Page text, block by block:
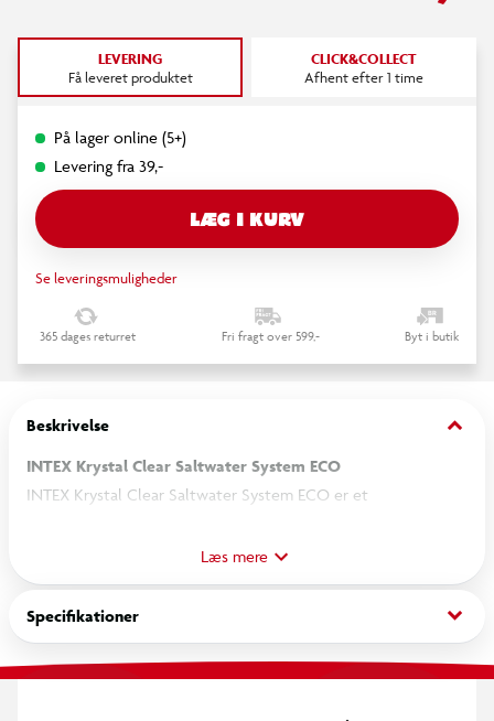
LEVERING
Få leveret produktet
CLICK&COLLECT
Afhent efter 1 time
På lager online (5+)
Levering fra 39,-
LÆG I KURV
Se leveringsmuligheder
365 dages returret Fri fragt over 599,- Byt i butik
Beskrivelse keyboard_arrow_down
INTEX Krystal Clear Saltwater System ECO
INTEX Krystal Clear Saltwater System ECO er et
badevandet rent under brug. Systemet er udviklet til pools
med en vandkapacitet på op til 8.327 liter og tilsluttes pools
med 32 mm slangetilslutning.
Anlægget anvender en totrinsproces. Først omdannes saltet i
Læs mere
Specifikationer keyboard_arrow_down